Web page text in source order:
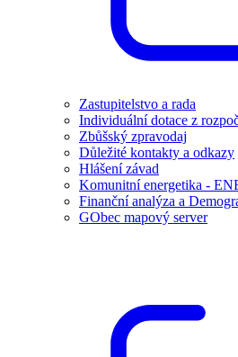
Zastupitelstvo a rada
Individuální dotace z
Zbůšský zpravodaj
Důležité kontakty a odkazy
Hlášení závad
Komunitní energetika -
Finanční analýza a
GObec mapový server